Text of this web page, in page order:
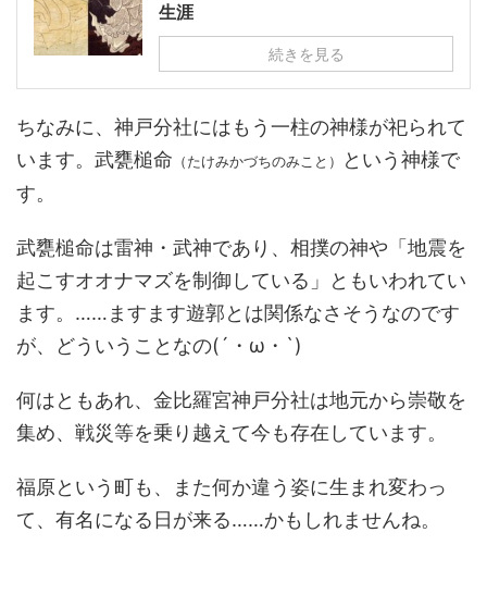
生涯
続きを見る
ちなみに、神戸分社にはもう一柱の神様が祀られて
います。武甕槌命 （たけみかづちのみこと）
という神様で
す。
武甕槌命は雷神・武神であり、相撲の神や「地震を
起こすオオナマズを制御している」ともいわれてい
ます。……ますます遊郭とは関係なさそうなのです
が、どういうことなの(´・ω・`)
何はともあれ、金比羅宮神戸分社は地元から崇敬を
集め、戦災等を乗り越えて今も存在しています。
福原という町も、また何か違う姿に生まれ変わっ
て、有名になる日が来る……かもしれませんね。